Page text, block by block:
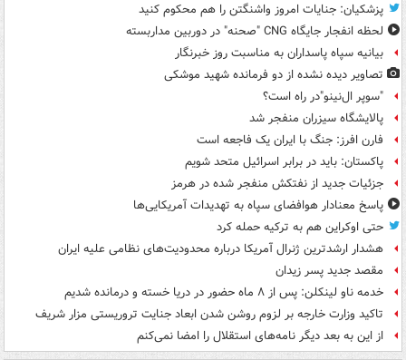
پزشکیان: جنایات امروز واشنگتن را هم محکوم کنید
لحظه انفجار جایگاه CNG "صحنه" در دوربین مداربسته
بیانیه سپاه پاسداران به مناسبت روز خبرنگار
تصاویر دیده‌ نشده از دو فرمانده شهید موشکی
"سوپر ال‌نینو"در راه است؟
پالایشگاه سیزران منفجر شد
فارن افرز: جنگ با ایران یک فاجعه است
پاکستان: باید در برابر اسرائیل متحد شویم
جزئیات جدید از نفتکش منفجر شده در هرمز
پاسخ معنادار هوافضای سپاه به تهدیدات آمریکایی‌ها
حتی اوکراین هم به ترکیه حمله کرد
هشدار ارشدترین ژنرال آمریکا درباره محدودیت‌های نظامی علیه ایران
مقصد جدید پسر زیدان
خدمه ناو لینکلن: پس از ۸ ماه حضور در دریا خسته و درمانده‌ شدیم
تاکید وزارت خارجه بر لزوم روشن شدن ابعاد جنایت تروریستی مزار شریف
از این به بعد دیگر نامه‌های استقلال را امضا نمی‌کنم